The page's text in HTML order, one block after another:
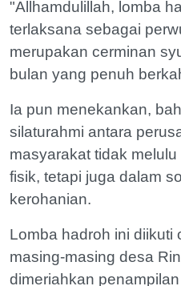
"Allhamdulillah, lomba
terlaksana sebagai
merupakan cerminan
bulan yang penuh
Ia pun menekankan,
silaturahmi antara
masyarakat tidak
fisik, tetapi juga dalam
kerohanian.
Lomba hadroh ini diikuti
masing-masing desa
dimeriahkan